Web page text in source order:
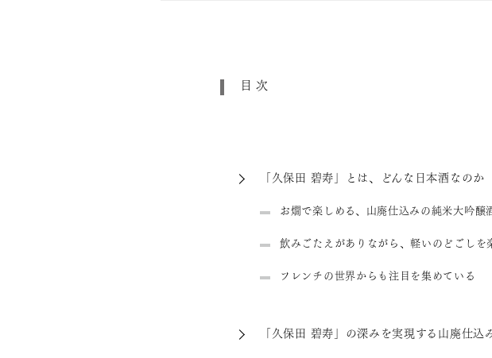
目次
「久保田 碧寿」とは、どんな日本酒なのか
お燗で楽しめる、山廃仕込みの純米大吟醸
飲みごたえがありながら、軽いのどごしを
フレンチの世界からも注目を集めている
「久保田 碧寿」の深みを実現する山廃仕込